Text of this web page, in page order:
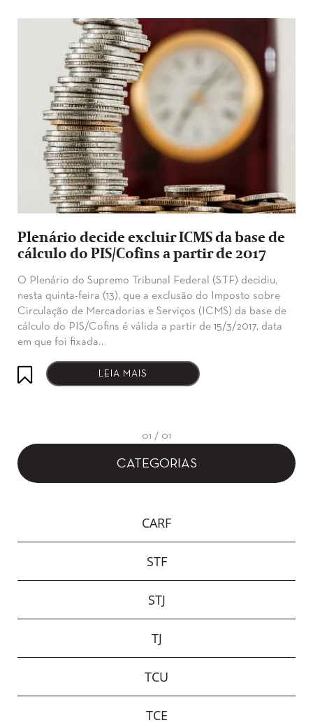
Plenário decide excluir ICMS da base de
cálculo do PIS/Cofins a partir de 2017
O Plenário do Supremo Tribunal Federal (STF) decidiu,
nesta quinta-feira (13), que a exclusão do Imposto sobre
Circulação de Mercadorias e Serviços (ICMS) da base de
cálculo do PIS/Cofins é válida a partir de 15/3/2017, data
em que foi fixada…
LEIA MAIS
01 / 01
CATEGORIAS
CARF
STF
STJ
TJ
TCU
TCE